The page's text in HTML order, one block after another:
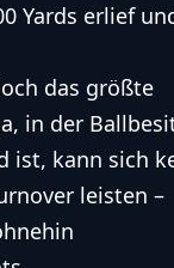
Yards erlief
das größte
in der
ist, kann sich
leisten –